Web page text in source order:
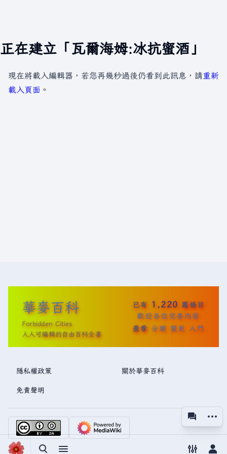
正在建立「瓦爾海姆:冰抗蜜酒」
視圖
更多
現在將載入編輯器，若您再幾秒過後仍看到此訊息，請重新
載入頁面 。
華麥百科
Forbidden Cities
人人可編輯的自由百科全書
已有 1,220 篇條目
歡迎各位完善內容
查看 分類 變更 入門
隱私權政策 關於華麥百科
免責聲明